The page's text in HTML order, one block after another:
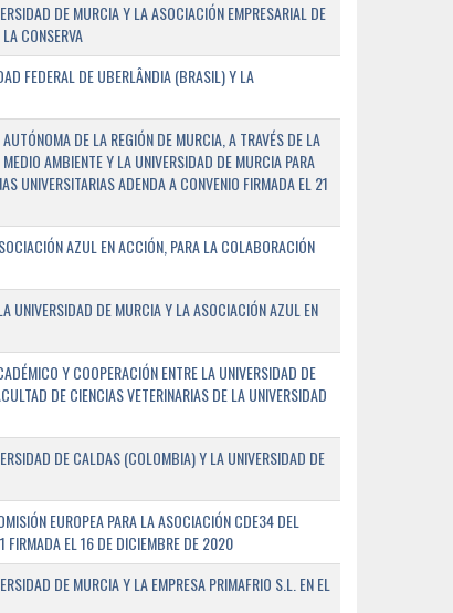
DE MURCIA Y LA ASOCIACIÓN EMPRESARIAL DE
CONSERVA
FEDERAL DE UBERLÂNDIA (BRASIL) Y LA
DE LA REGIÓN DE MURCIA, A TRAVÉS DE LA
AMBIENTE Y LA UNIVERSIDAD DE MURCIA PARA
UNIVERSITARIAS ADENDA A CONVENIO FIRMADA EL 21
AZUL EN ACCIÓN, PARA LA COLABORACIÓN
UNIVERSIDAD DE MURCIA Y LA ASOCIACIÓN AZUL EN
Y COOPERACIÓN ENTRE LA UNIVERSIDAD DE
DE CIENCIAS VETERINARIAS DE LA UNIVERSIDAD
DE CALDAS (COLOMBIA) Y LA UNIVERSIDAD DE
EUROPEA PARA LA ASOCIACIÓN CDE34 DEL
FIRMADA EL 16 DE DICIEMBRE DE 2020
DE MURCIA Y LA EMPRESA PRIMAFRIO S.L. EN EL